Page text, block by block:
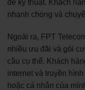
đề kỹ thuật. Khách
nhanh chóng và
Ngoài ra, FPT
nhiều ưu đãi và gói
cầu cụ thể. Khách
internet và truyền
hoặc cá nhân của